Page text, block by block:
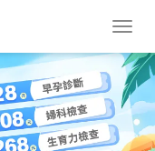
導
菜
單